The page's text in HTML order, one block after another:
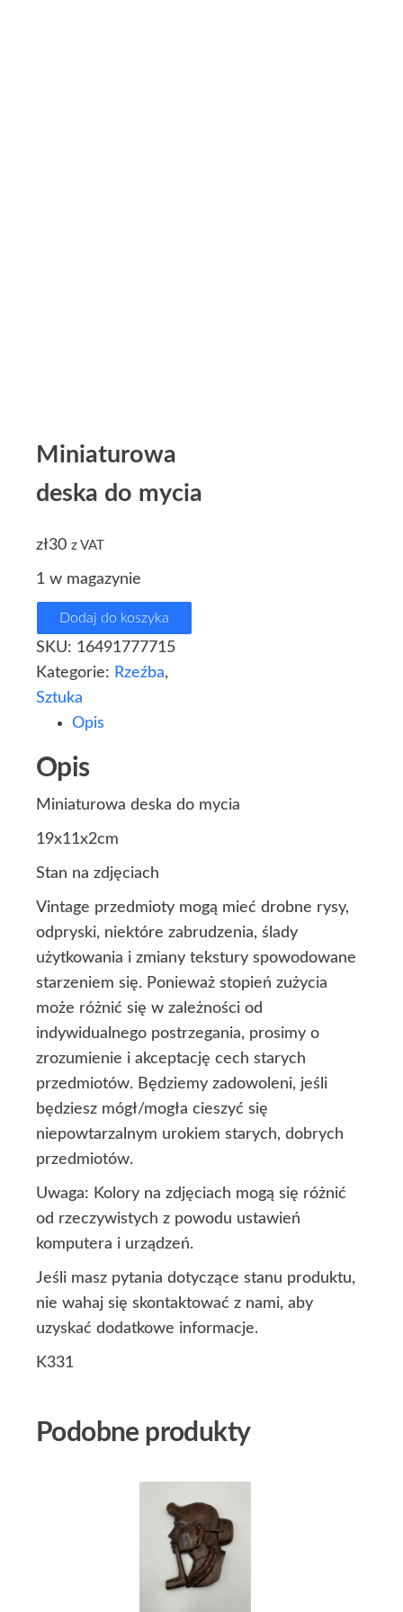
Miniaturowa
deska do mycia
zł30 z VAT
1 w magazynie
Dodaj do koszyka
SKU: 16491777715
Kategorie: Rzeźba,
Sztuka
Opis
Opis
Miniaturowa deska do mycia
19x11x2cm
Stan na zdjęciach
Vintage przedmioty mogą mieć drobne rysy,
odpryski, niektóre zabrudzenia, ślady
użytkowania i zmiany tekstury spowodowane
starzeniem się. Ponieważ stopień zużycia
może różnić się w zależności od
indywidualnego postrzegania, prosimy o
zrozumienie i akceptację cech starych
przedmiotów. Będziemy zadowoleni, jeśli
będziesz mógł/mogła cieszyć się
niepowtarzalnym urokiem starych, dobrych
przedmiotów.
Uwaga: Kolory na zdjęciach mogą się różnić
od rzeczywistych z powodu ustawień
komputera i urządzeń.
Jeśli masz pytania dotyczące stanu produktu,
nie wahaj się skontaktować z nami, aby
uzyskać dodatkowe informacje.
K331
Podobne produkty